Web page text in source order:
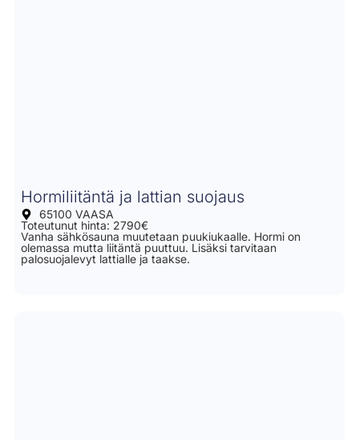
Hormiliitäntä ja lattian suojaus
65100 VAASA
Toteutunut hinta: 2790€
Vanha sähkösauna muutetaan puukiukaalle. Hormi on
olemassa mutta liitäntä puuttuu. Lisäksi tarvitaan
palosuojalevyt lattialle ja taakse.